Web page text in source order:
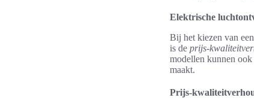
Elektrische
Bij het kiezen van een
is de prijs-
modellen kunnen ook
maakt.
Prijs-